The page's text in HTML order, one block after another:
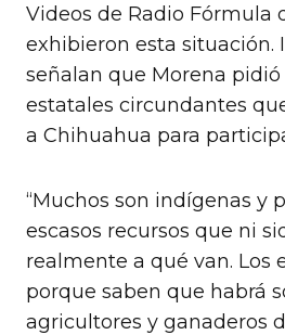
Videos de Radio Fórmula
exhibieron esta situación.
señalan que Morena
estatales circundantes
a Chihuahua para
“Muchos son indígenas y
escasos recursos que ni
realmente a qué van. Los
porque saben que habrá
agricultores y ganaderos